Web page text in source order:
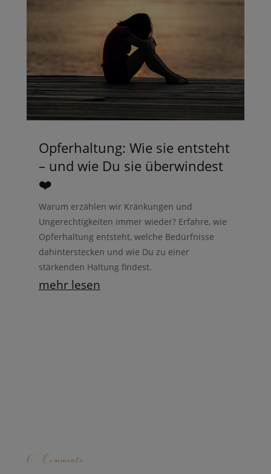
Opferhaltung: Wie sie entsteht
– und wie Du sie überwindest
❤️
Warum erzählen wir Kränkungen und
Ungerechtigkeiten immer wieder? Erfahre, wie
Opferhaltung entsteht, welche Bedürfnisse
dahinterstecken und wie Du zu einer
stärkenden Haltung findest.
mehr lesen
0 Comments